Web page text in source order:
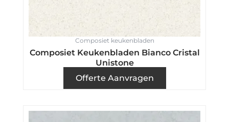
Composiet keukenbladen
Composiet Keukenbladen Bianco Cristal
Unistone
Offerte Aanvragen